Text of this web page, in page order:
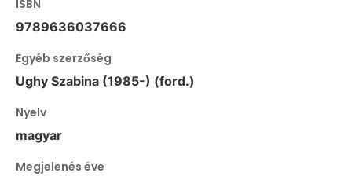
ISBN
9789636037666
Egyéb szerzőség
Ughy Szabina (1985-) (ford.)
Nyelv
magyar
Megjelenés éve